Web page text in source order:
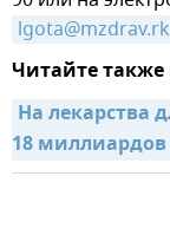
Читайте
На лекарства
18 миллиардов